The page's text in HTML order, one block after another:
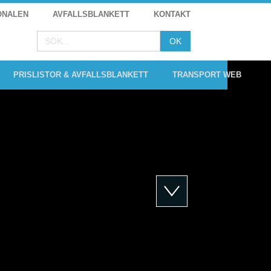
AVFALLSBLANKETT KONTAKT
PRISLISTOR & AVFALLSBLANKETT TRANSPORT WEB